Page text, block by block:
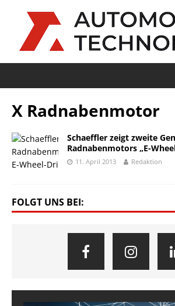
X Radnabenmotor
Schaeffler zeigt zweite
Radnabenmotors „E-
11. April 2013 Redaktion
FOLGT UNS BEI: